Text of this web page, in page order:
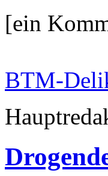
[ein
BTM-